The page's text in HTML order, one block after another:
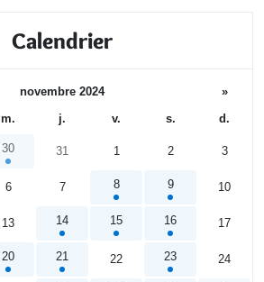
Calendrier
novembre 2024
»
m. j. v. s. d.
30 31 1 2 3
6 7 8 9 10
13 14 15 16 17
20 21 22 23 24